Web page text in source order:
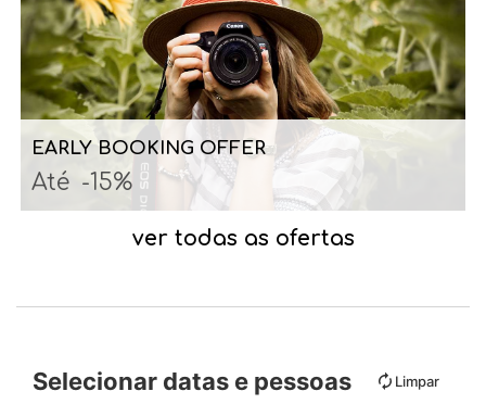
EARLY BOOKING OFFER
Até -15%
ver todas as ofertas
Selecionar datas e pessoas Limpar